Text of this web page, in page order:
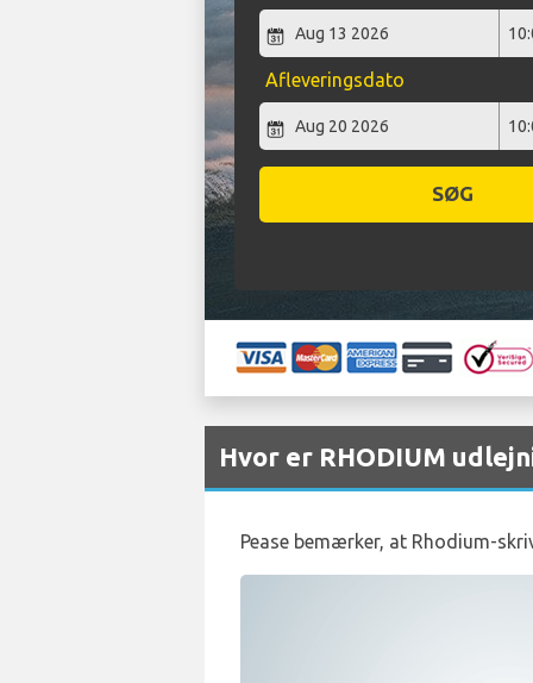
Afleveringsdato
SØG
Hvor er RHODIUM
Pease bemærker, at Rhodium-